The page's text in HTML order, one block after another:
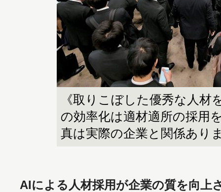
《取りこぼした優秀な人材
の効率化は適材適所の採用
真は実際の企業と関係あり
AIによる人材採用が企業の質を向上